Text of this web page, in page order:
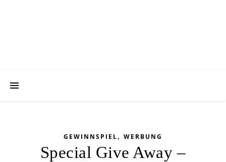
GEWINNSPIEL, WERBUNG
Special Give Away –